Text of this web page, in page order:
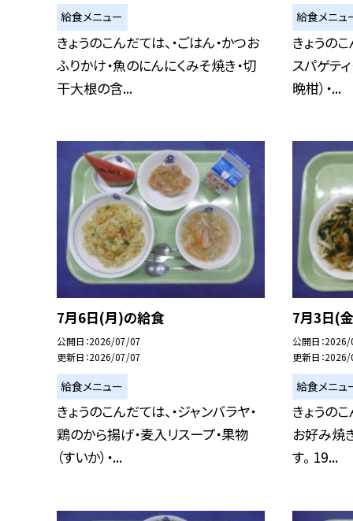
給食メニュー
きょうのこんだては、・ごはん・かつお
ふりかけ・魚のにんにくみそ焼き・切
干大根の含...
給食メニュ
きょうの
スパゲテ
晩柑）・...
7月6日(月)の給食
公開日 2026/07/07
更新日 2026/07/07
給食メニュー
きょうのこんだては、・ジャンバラヤ・
鶏のから揚げ・麦入リスープ・果物
（すいか）・...
7月3日(
公開日
更新日
給食メニュ
きょうの
お好み焼
す。 19...